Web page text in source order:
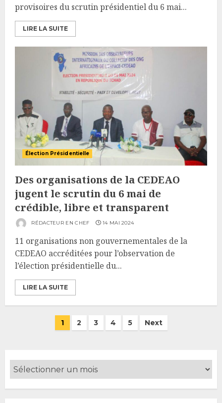
provisoires du scrutin présidentiel du 6 mai...
LIRE LA SUITE
Élection Présidentielle
Des organisations de la CEDEAO
jugent le scrutin du 6 mai de
crédible, libre et transparent
RÉDACTEUR EN CHEF 14 MAI 2024
11 organisations non gouvernementales de la
CEDEAO accréditées pour l’observation de
l’élection présidentielle du...
LIRE LA SUITE
Pagination
1 2 3 4 5 Next